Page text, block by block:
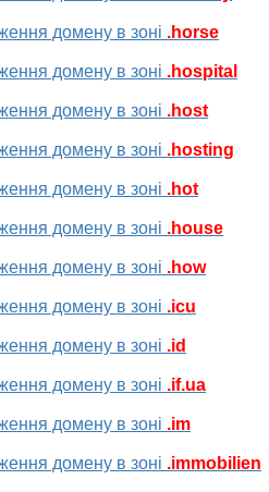
домену в зоні .horse
домену в зоні .hospital
домену в зоні .host
домену в зоні .hosting
домену в зоні .hot
домену в зоні .house
домену в зоні .how
домену в зоні .icu
домену в зоні .id
домену в зоні .if.ua
домену в зоні .im
домену в зоні .immobilien